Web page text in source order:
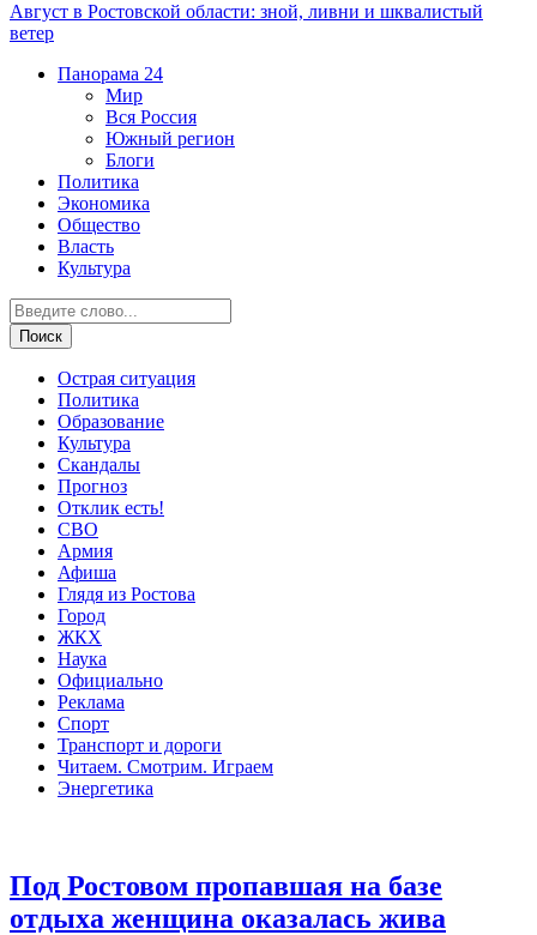
Август в Ростовской области: зной, ливни и шквалистый
ветер
Панорама 24
Мир
Вся Россия
Южный регион
Блоги
Политика
Экономика
Общество
Власть
Культура
Острая ситуация
Политика
Образование
Культура
Скандалы
Прогноз
Отклик есть!
СВО
Армия
Афиша
Глядя из Ростова
Город
ЖКХ
Наука
Официально
Реклама
Спорт
Транспорт и дороги
Читаем. Смотрим. Играем
Энергетика
Под Ростовом пропавшая на базе
отдыха женщина оказалась жива